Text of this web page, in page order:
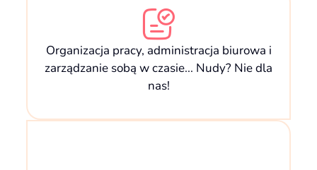
Organizacja pracy, administracja biurowa i
zarządzanie sobą w czasie... Nudy? Nie dla
nas!